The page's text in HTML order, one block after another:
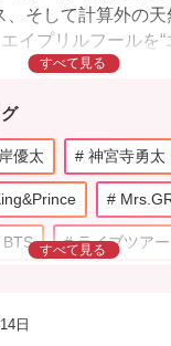
、そして計算外の天
イプリルフールを
言にはこと欠かな
入浴、料理。特技
岸優太 神宮寺勇太
BTS ライブツアー
Instagram
日